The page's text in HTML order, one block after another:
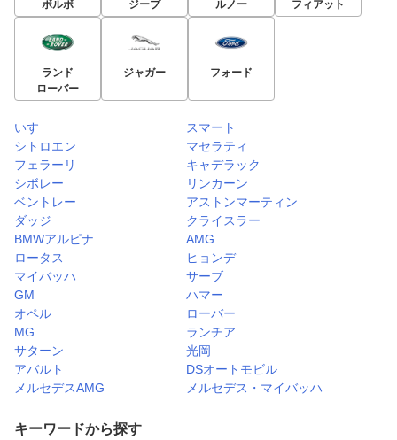
ボルボ ジープ ルノー フィアット
ランド
ローバー
ジャガー フォード
いすゞ
スマート
シトロエン
マセラティ
フェラーリ
キャデラック
シボレー
リンカーン
ベントレー
アストンマーティン
ダッジ
クライスラー
BMWアルピナ
AMG
ロータス
ヒョンデ
マイバッハ
サーブ
GM
ハマー
オペル
ローバー
MG
ランチア
サターン
光岡
アバルト
DSオートモビル
メルセデスAMG
メルセデス・マイバッハ
キーワードから探す